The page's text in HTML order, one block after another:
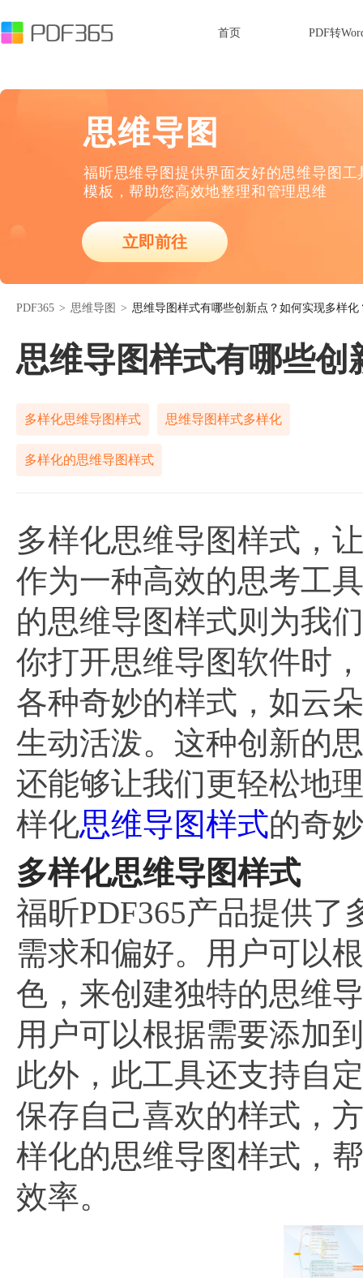
首页 PDF转
思维导图
福昕思维导图提供界面友好的思维导图
模板，帮助您高效地整理和管理思维
立即前往
PDF365 > 思维导图 > 思维导图样式有哪些创新点？如何实现多样化
思维导图样式有哪些
多样化思维导图样式 思维导图样式多样化
多样化的思维导图样式
多样化思维导图样式，
作为一种高效的思考工
的思维导图样式则为我
你打开思维导图软件时
各种奇妙的样式，如云
生动活泼。这种创新的
还能够让我们更轻松地
样化思维导图样式的奇
多样化思维导图样式
福昕PDF365产品提供
需求和偏好。用户可以
色，来创建独特的思维
用户可以根据需要添加
此外，此工具还支持自
保存自己喜欢的样式，
样化的思维导图样式，
效率。